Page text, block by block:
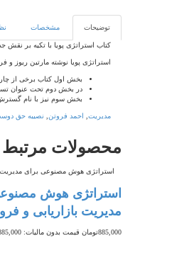
توضیحات مشخصات
کتاب استراتژی پویا با تکیه بر
استراتژی پویا نوشته مارتین ریوز
بخش اول کتاب برخی از
در بخش دوم تحت عنوان
بخش سوم نیز با نام
مدیریت احمد فروتن نصیبه حق
محصولات مرتبط
استراتژی هوش
مدیریت بازاریابی و
885,000تومان قیمت بدون مالیات: 885,000تومان